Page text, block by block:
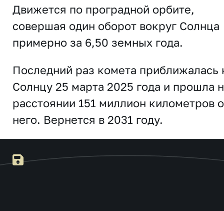
Движется по проградной орбите,
совершая один оборот вокруг Солнца
примерно за 6,50 земных года.
Последний раз комета приближалась
Солнцу 25 марта 2025 года и прошла
расстоянии 151 миллион километров
него. Вернется в 2031 году.